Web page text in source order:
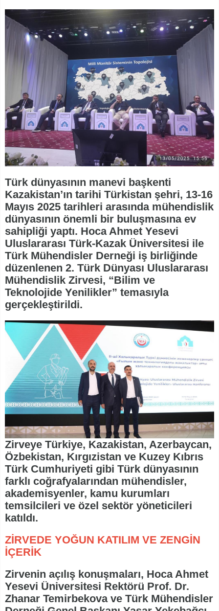
Türk dünyasının manevi başkenti
Kazakistan’ın tarihi Türkistan şehri, 13-16
Mayıs 2025 tarihleri arasında mühendislik
dünyasının önemli bir buluşmasına ev
sahipliği yaptı. Hoca Ahmet Yesevi
Uluslararası Türk-Kazak Üniversitesi ile
Türk Mühendisler Derneği iş birliğinde
düzenlenen 2. Türk Dünyası Uluslararası
Mühendislik Zirvesi, “Bilim ve
Teknolojide Yenilikler” temasıyla
gerçekleştirildi.
Zirveye Türkiye, Kazakistan, Azerbaycan,
Özbekistan, Kırgızistan ve Kuzey Kıbrıs
Türk Cumhuriyeti gibi Türk dünyasının
farklı coğrafyalarından mühendisler,
akademisyenler, kamu kurumları
temsilcileri ve özel sektör yöneticileri
katıldı.
ZİRVEDE YOĞUN KATILIM VE ZENGİN
İÇERİK
Zirvenin açılış konuşmaları, Hoca Ahmet
Yesevi Üniversitesi Rektörü Prof. Dr.
Zhanar Temirbekova ve Türk Mühendisler